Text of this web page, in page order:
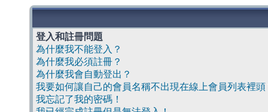
登入和註冊問題
為什麼我不能登入？
為什麼我必須註冊？
為什麼我會自動登出？
我要如何讓自己的會員名稱不出現在線上會員列表裡頭
我忘記了我的密碼！